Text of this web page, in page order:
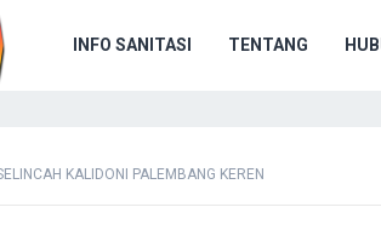
INFO SANITASI TENTANG
KALIDONI PALEMBANG KEREN